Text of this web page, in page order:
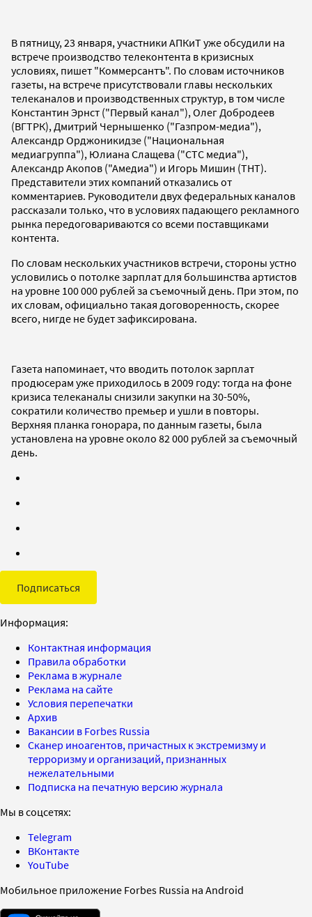
В пятницу, 23 января, участники АПКиТ уже обсудили на
встрече производство телеконтента в кризисных
условиях, пишет "Коммерсантъ". По словам источников
газеты, на встрече присутствовали главы нескольких
телеканалов и производственных структур, в том числе
Константин Эрнст ("Первый канал"), Олег Добродеев
(ВГТРК), Дмитрий Чернышенко ("Газпром-медиа"),
Александр Орджоникидзе ("Национальная
медиагруппа"), Юлиана Слащева ("СТС медиа"),
Александр Акопов ("Амедиа") и Игорь Мишин (ТНТ).
Представители этих компаний отказались от
комментариев. Руководители двух федеральных каналов
рассказали только, что в условиях падающего рекламного
рынка передоговариваются со всеми поставщиками
контента.
По словам нескольких участников встречи, стороны устно
условились о потолке зарплат для большинства артистов
на уровне 100 000 рублей за съемочный день. При этом, по
их словам, официально такая договоренность, скорее
всего, нигде не будет зафиксирована.
Газета напоминает, что вводить потолок зарплат
продюсерам уже приходилось в 2009 году: тогда на фоне
кризиса телеканалы снизили закупки на 30-50%,
сократили количество премьер и ушли в повторы.
Верхняя планка гонорара, по данным газеты, была
установлена на уровне около 82 000 рублей за съемочный
день.
Подписаться
Информация:
Контактная информация
Правила обработки
Реклама в журнале
Реклама на сайте
Условия перепечатки
Архив
Вакансии в Forbes Russia
Сканер иноагентов, причастных к экстремизму и
терроризму и организаций, признанных
нежелательными
Подписка на печатную версию журнала
Мы в соцсетях:
Telegram
ВКонтакте
YouTube
Мобильное приложение Forbes Russia на Android